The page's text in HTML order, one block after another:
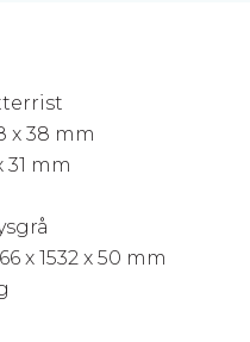
x 38 mm
31 mm
x 1532 x 50 mm